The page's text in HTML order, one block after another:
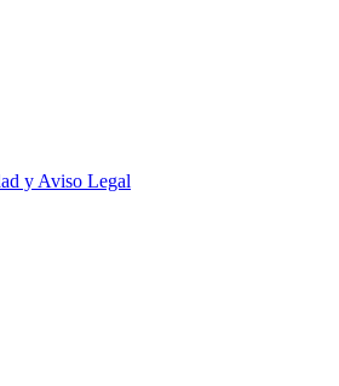
y Aviso Legal